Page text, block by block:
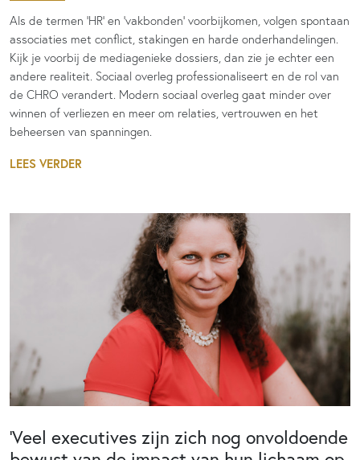
Als de termen 'HR' en 'vakbonden' voorbijkomen, volgen spontaan
associaties met conflict, stakingen en harde onderhandelingen.
Kijk je voorbij de mediagenieke dossiers, dan zie je echter een
andere realiteit. Sociaal overleg professionaliseert en de rol van
de CHRO verandert. Modern sociaal overleg gaat minder over
winnen of verliezen en meer om relaties, vertrouwen en het
beheersen van spanningen.
LEES VERDER
‘Veel executives zijn zich nog onvoldoende